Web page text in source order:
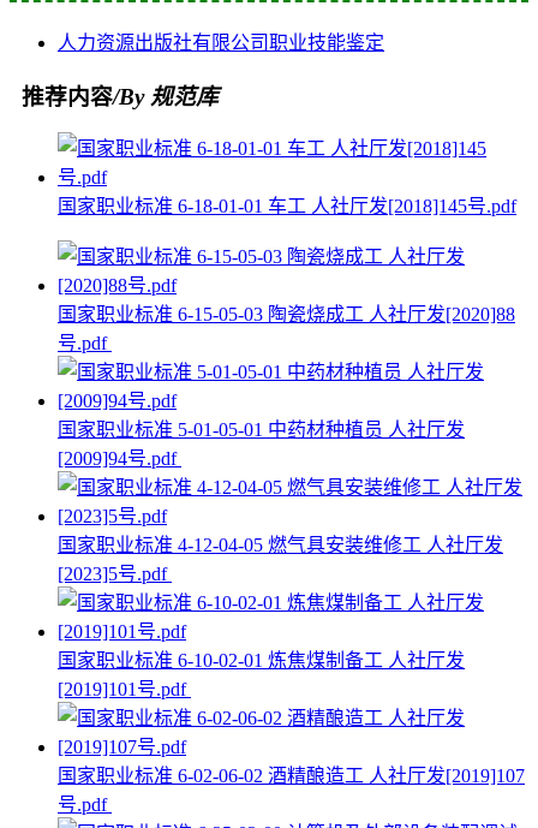
人力资源出版社有限公司职业技能鉴定
推荐内容/By 规范库
国家职业标准 6-18-01-01 车工 人社厅发[2018]145号.pdf
国家职业标准 6-15-05-03 陶瓷烧成工 人社厅发[2020]88
号.pdf
国家职业标准 5-01-05-01 中药材种植员 人社厅发
[2009]94号.pdf
国家职业标准 4-12-04-05 燃气具安装维修工 人社厅发
[2023]5号.pdf
国家职业标准 6-10-02-01 炼焦煤制备工 人社厅发
[2019]101号.pdf
国家职业标准 6-02-06-02 酒精酿造工 人社厅发[2019]107
号.pdf